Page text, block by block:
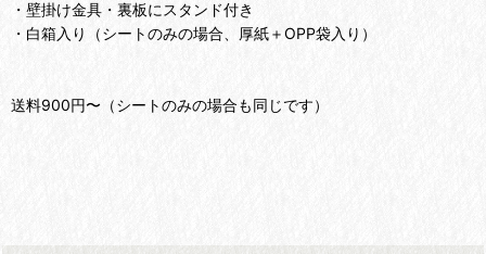
・壁掛け金具・裏板にスタンド付き
・白箱入り（シートのみの場合、厚紙＋OPP袋入り）
送料900円〜（シートのみの場合も同じです）